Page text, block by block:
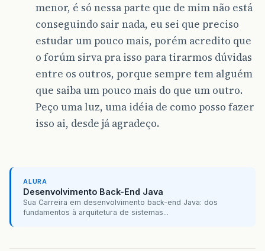
menor, é só nessa parte que de mim não está
conseguindo sair nada, eu sei que preciso
estudar um pouco mais, porém acredito que
o forúm sirva pra isso para tirarmos dúvidas
entre os outros, porque sempre tem alguém
que saiba um pouco mais do que um outro.
Peço uma luz, uma idéia de como posso fazer
isso ai, desde já agradeço.
ALURA
Desenvolvimento Back-End Java
Sua Carreira em desenvolvimento back-end Java: dos
fundamentos à arquitetura de sistemas...